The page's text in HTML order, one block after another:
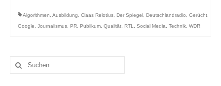
Algorithmen Ausbildung Claas Relotius Der Spiegel Deutschlandradio Gerücht
Google
Journalismus PR Publikum Qualität RTL Social Media Technik WDR
Suche
nach: